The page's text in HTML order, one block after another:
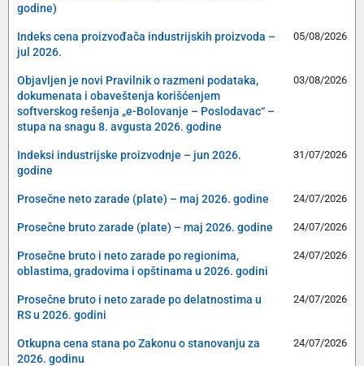
godine)
Indeks cena proizvođača industrijskih proizvoda –
jul 2026.
05/08/2026
Objavljen je novi Pravilnik o razmeni podataka,
dokumenata i obaveštenja korišćenjem
softverskog rešenja „e-Bolovanje – Poslodavac“ –
stupa na snagu 8. avgusta 2026. godine
03/08/2026
Indeksi industrijske proizvodnje – jun 2026.
godine
31/07/2026
Prosečne neto zarade (plate) – maj 2026. godine 24/07/2026
Prosečne bruto zarade (plate) – maj 2026. godine 24/07/2026
Prosečne bruto i neto zarade po regionima,
oblastima, gradovima i opštinama u 2026. godini
24/07/2026
Prosečne bruto i neto zarade po delatnostima u
RS u 2026. godini
24/07/2026
Otkupna cena stana po Zakonu o stanovanju za
2026. godinu
24/07/2026